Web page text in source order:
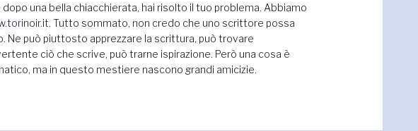
dopo una bella chiacchierata, hai risolto il tuo problema. Abbiamo
. Tutto sommato, non credo che uno scrittore possa
Ne può piuttosto apprezzare la scrittura, può trovare
ciò che scrive, può trarne ispirazione. Però una cosa è
ma in questo mestiere nascono grandi amicizie.